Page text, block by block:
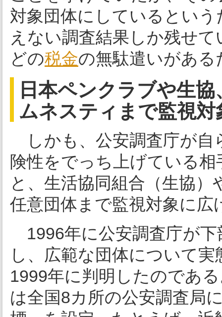
対象団体にしているとい
えない調査結果しか残せ
どの税金の無駄遣いがある
日本ペンクラブや生
ムネスティまで監視
しかも、公安調査庁が自
険性をでっち上げている
と、生活協同組合（生協
任意団体まで監視対象に
1996年に公安調査庁が下
し、広範な団体について
1999年に判明したのであ
は全国8カ所の公安調査局